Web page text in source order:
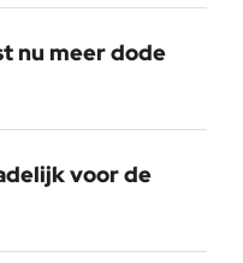
nu meer dode
voor de